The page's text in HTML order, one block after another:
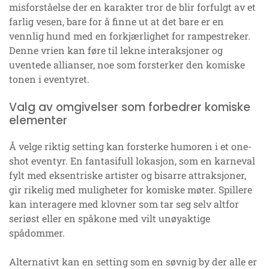
misforståelse der en karakter tror de blir forfulgt av et
farlig vesen, bare for å finne ut at det bare er en
vennlig hund med en forkjærlighet for rampestreker.
Denne vrien kan føre til lekne interaksjoner og
uventede allianser, noe som forsterker den komiske
tonen i eventyret.
Valg av omgivelser som forbedrer komiske
elementer
Å velge riktig setting kan forsterke humoren i et one-
shot eventyr. En fantasifull lokasjon, som en karneval
fylt med eksentriske artister og bisarre attraksjoner,
gir rikelig med muligheter for komiske møter. Spillere
kan interagere med klovner som tar seg selv altfor
seriøst eller en spåkone med vilt unøyaktige
spådommer.
Alternativt kan en setting som en søvnig by der alle er